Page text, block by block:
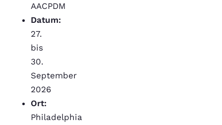
AACPDM
Datum:
27.
bis
30.
September
2026
Ort:
Philadelphia